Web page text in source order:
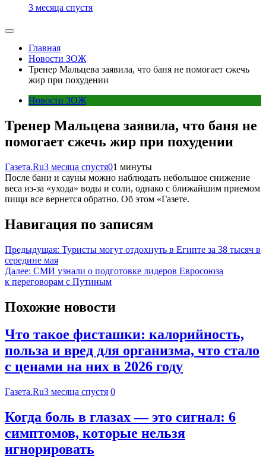
3 месяца спустя
Главная
Новости ЗОЖ
Тренер Мальцева заявила, что баня не помогает сжечь
жир при похудении
Новости ЗОЖ
Тренер Мальцева заявила, что баня не
помогает сжечь жир при похудении
Газета.Ru3 месяца спустя01 минуты
После бани и сауны можно наблюдать небольшое снижение
веса из-за «ухода» воды и соли, однако с ближайшим приемом
пищи все вернется обратно. Об этом «Газете.
Навигация по записям
Предыдущая: Туристы могут отдохнуть в Египте за 38 тысяч в
середине мая
Далее: СМИ узнали о подготовке лидеров Евросоюза
к переговорам с Путиным
Похожие новости
Что такое фисташки: калорийность,
польза и вред для организма, что стало
с ценами на них в 2026 году
Газета.Ru3 месяца спустя 0
Когда боль в глазах — это сигнал: 6
симптомов, которые нельзя
игнорировать